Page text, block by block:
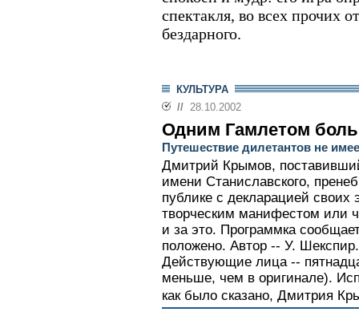
спектакля, во всех прочих
бездарного.
КУЛЬТУРА
// 28.10.2002
Одним Гамлетом
Путешествие дилетантов не
Дмитрий Крымов,
имени Станиславского,
публике с декларацией своих
творческим манифестом или
и за это. Программка
положено. Автор -- У.
Действующие лица --
меньше, чем в оригинале).
как было сказано, Дмитрия